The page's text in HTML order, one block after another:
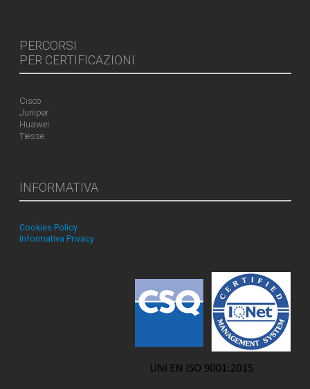
PERCORSI
PER CERTIFICAZIONI
Cisco
Juniper
Huawei
Tiesse
INFORMATIVA
Cookies Policy
Informativa Privacy